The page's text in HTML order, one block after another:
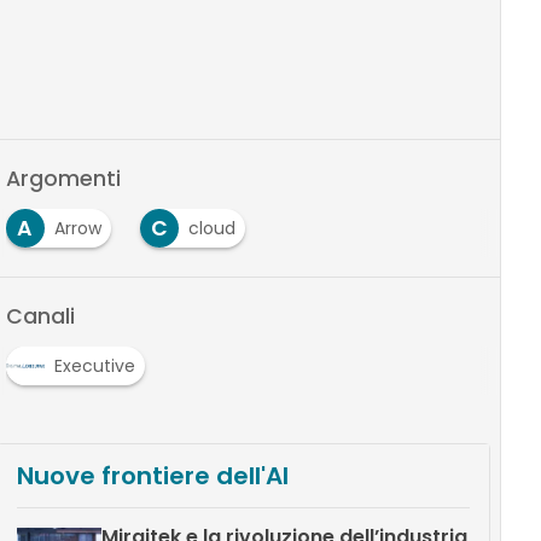
Argomenti
A
Arrow C cloud
Canali
Executive
Nuove frontiere dell'AI